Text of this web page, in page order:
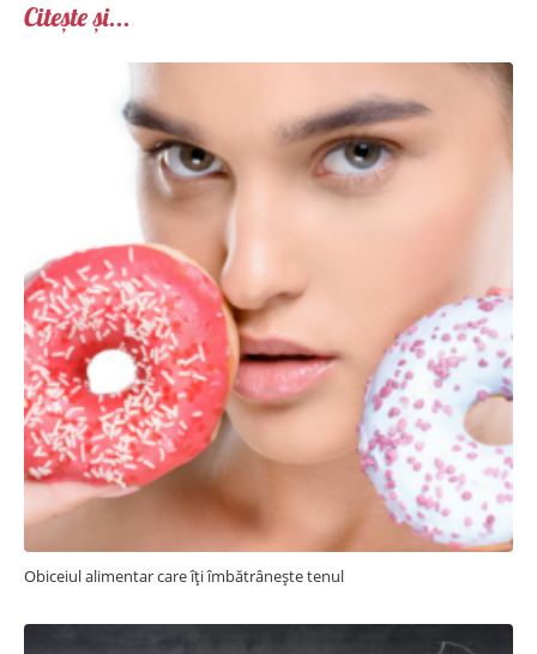
Citește și...
Obiceiul alimentar care îți îmbătrânește tenul